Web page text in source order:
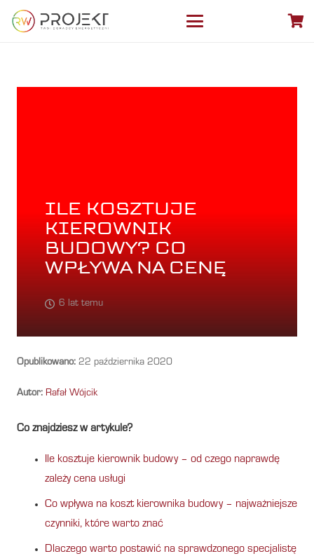
ILE KOSZTUJE
KIEROWNIK
BUDOWY? CO
WPŁYWA NA CENĘ
6 lat temu
Opublikowano: 22 października 2020
Autor: Rafał Wójcik
Co znajdziesz w artykule?
Ile kosztuje kierownik budowy – od czego naprawdę
zależy cena usługi
Co wpływa na koszt kierownika budowy – najważniejsze
czynniki, które warto znać
Dlaczego warto postawić na sprawdzonego specjalistę